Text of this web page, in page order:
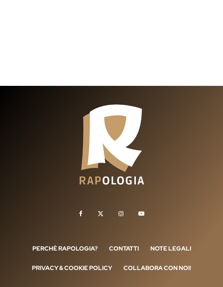
PERCHÈ RAPOLOGIA? CONTATTI NOTE LEGALI
PRIVACY & COOKIE POLICY COLLABORA CON NOI!